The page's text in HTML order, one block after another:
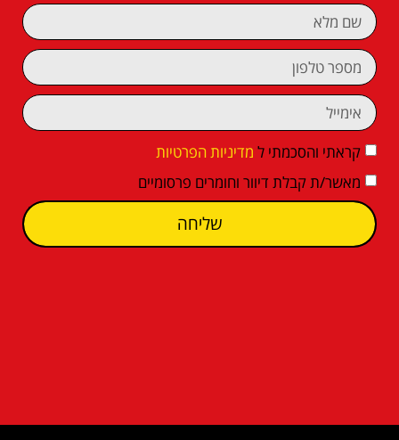
קראתי והסכמתי ל מדיניות הפרטיות
מאשר/ת קבלת דיוור וחומרים פרסומיים
שליחה